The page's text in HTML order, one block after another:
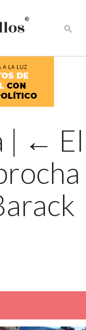
®
search
| ← El